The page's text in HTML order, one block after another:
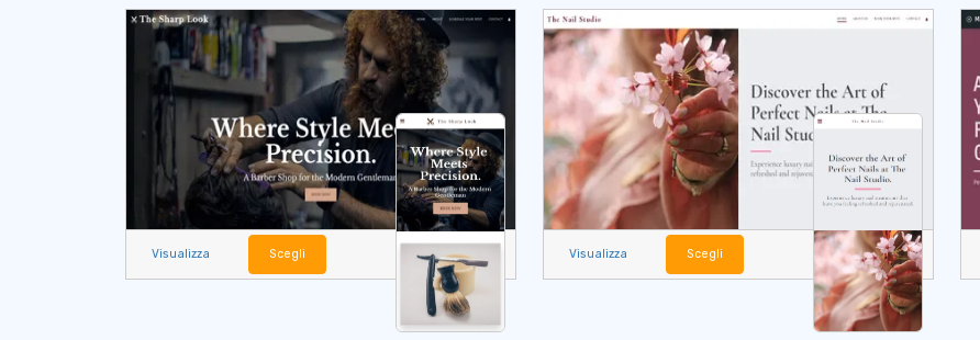
Visualizza Scegli Visualizza Scegli